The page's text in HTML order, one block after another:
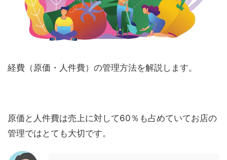
経費（原価・人件費）の管理方法を解説します。
原価と人件費は売上に対して60％も占めていてお店の
管理ではとても大切です。